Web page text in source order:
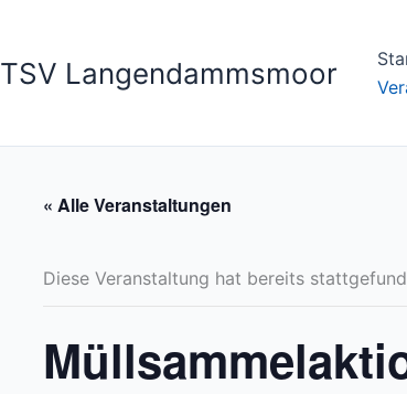
TSV Langendammsmoor
« Alle Veranstaltungen
Diese Veranstaltung hat bereits